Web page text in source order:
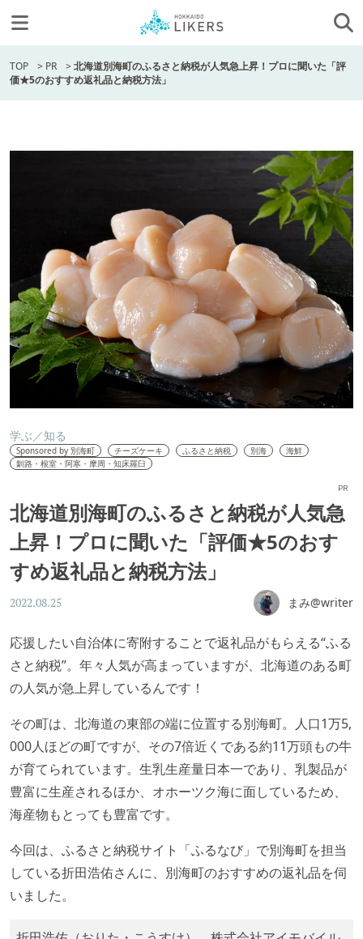
TOP > PR >北海道別海町のふるさと納税が人気急上昇！プロに聞いた「評
価★5のおすすめ返礼品と納税方法」
学ぶ／知る
Sponsored by 別海町 チーズケーキ ふるさと納税 別海
海鮮
釧路・根室・阿寒・摩周・知床羅臼
PR
北海道別海町のふるさと納税が人気急
上昇！プロに聞いた「評価★5のおす
すめ返礼品と納税方法」
2022.08.25 まみ@writer
応援したい自治体に寄附することで返礼品がもらえる“ふる
さと納税”。年々人気が高まっていますが、北海道のある町
の人気が急上昇しているんです！
その町は、北海道の東部の端に位置する別海町。人口1万5,
000人ほどの町ですが、その7倍近くである約11万頭もの牛
が育てられています。生乳生産量日本一であり、乳製品が
豊富に生産されるほか、オホーツク海に面しているため、
海産物もとっても豊富です。
今回は、ふるさと納税サイト「ふるなび」で別海町を担当
している折田浩佑さんに、別海町のおすすめの返礼品を伺
いました。